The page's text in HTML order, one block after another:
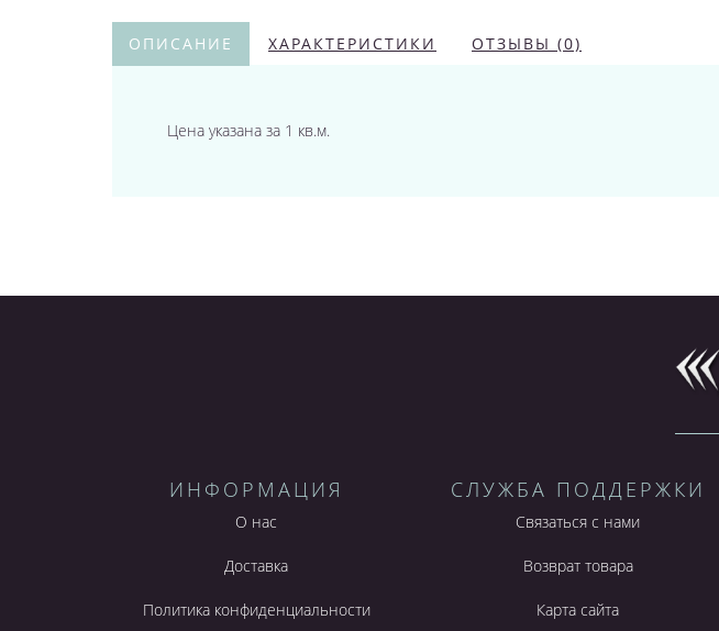
ОПИСАНИЕ ХАРАКТЕРИСТИКИ ОТЗЫВЫ (0)
Цена указана за 1 кв.м.
ИНФОРМАЦИЯ
О нас
Доставка
Политика конфиденциальности
СЛУЖБА ПОДДЕРЖКИ
Связаться с нами
Возврат товара
Карта сайта